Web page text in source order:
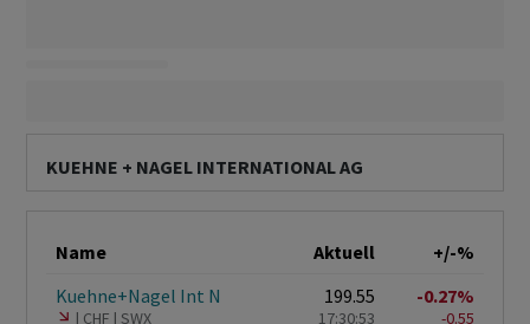
KUEHNE + NAGEL INTERNATIONAL AG
Name Aktuell
+/-%
Kuehne+Nagel Int N
CHF SWX
199.55
17:30:53
-0.27%
-0.55